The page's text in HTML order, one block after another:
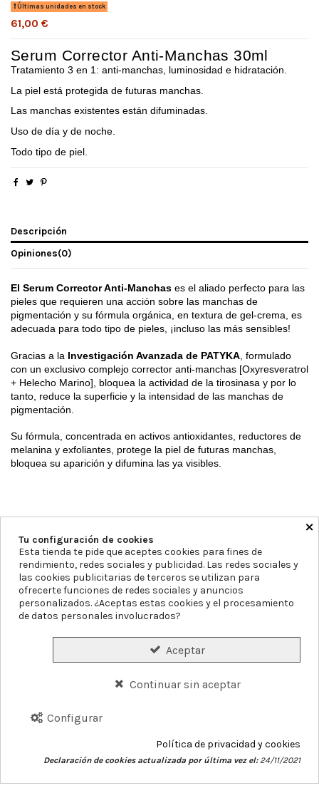
Últimas unidades en stock
61,00 €
Serum Corrector Anti-Manchas 30ml
Tratamiento 3 en 1: anti-manchas, luminosidad e hidratación.
La piel está protegida de futuras manchas.
Las manchas existentes están difuminadas.
Uso de día y de noche.
Todo tipo de piel.
Descripción
Opiniones(0)
El Serum Corrector Anti-Manchas es el aliado perfecto para las
pieles que requieren una acción sobre las manchas de
pigmentación y su fórmula orgánica, en textura de gel-crema, es
adecuada para todo tipo de pieles, ¡incluso las más sensibles!
Gracias a la Investigación Avanzada de PATYKA, formulado
con un exclusivo complejo corrector anti-manchas [Oxyresveratrol
+ Helecho Marino], bloquea la actividad de la tirosinasa y por lo
tanto, reduce la superficie y la intensidad de las manchas de
pigmentación.
Su fórmula, concentrada en activos antioxidantes, reductores de
melanina y exfoliantes, protege la piel de futuras manchas,
bloquea su aparición y difumina las ya visibles.
Farmacia Blanca Llacer
Av. Montecarlo 11, 03503, Alicante
965855297
info@farmaciablancallacer.es
Aviso legal Política de Privacidad
Política de Cookies
Declaración de accesibilidad
Mapa del sitio
Gastos de Envío
Precios y Disponibilidad
×
Tu configuración de cookies
Esta tienda te pide que aceptes cookies para fines de
rendimiento, redes sociales y publicidad. Las redes sociales y
las cookies publicitarias de terceros se utilizan para
ofrecerte funciones de redes sociales y anuncios
personalizados. ¿Aceptas estas cookies y el procesamiento
de datos personales involucrados?
Aceptar
Continuar sin aceptar
Configurar
Política de privacidad y cookies
Declaración de cookies actualizada por última vez el:24/11/2021